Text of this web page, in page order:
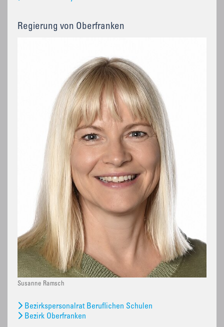
Regierung von Oberfranken
Susanne Ramsch
Bezirkspersonalrat Beruflichen Schulen
Bezirk Oberfranken